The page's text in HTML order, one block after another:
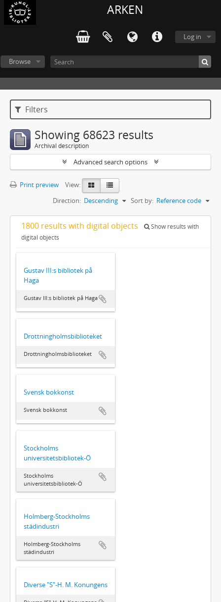
ARKEN
Log in
Browse
Filters
Showing 68623 results
Archival description
Advanced search options
Print preview
View:
Sort by: Reference code
Direction: Descending
1800 results with digital objects
Show results with
digital objects
Gustav III:s bibliotek på
Haga
Gustav III:s bibliotek på Haga
Drottningholmsbiblioteket
Drottningholmsbiblioteket
Svensk bokkonst
Svensk bokkonst
Stockholms
universitetsbibliotek-Ö
Stockholms
universitetsbibliotek-Ö
Holmberg-Stockholms
städindustri
Holmberg-Stockholms
städindustri
Diverse "S"-H. M. Konungens